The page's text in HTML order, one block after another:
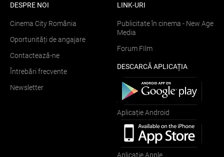
DESPRE NOI
Cinema City România
Oportunități de angajare
Contactează-ne
Întrebări frecvente
Newsletter
LINK-URI
Publicitate în cinema - New Age
Media
Forum FIlm
DESCARCĂ APLICAȚIA
Aplicație Android
Aplicație Apple